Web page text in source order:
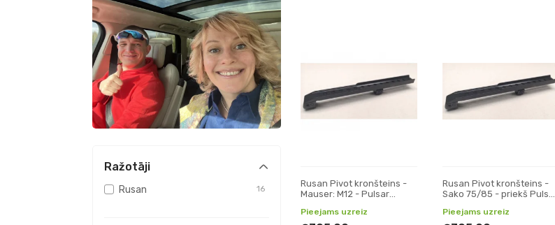
Ražotāji
Rusan 16
Rusan Pivot kronšteins -
Mauser: M12 - Pulsar
viengabala
Pieejams uzreiz
Rusan Pivot kronšteins -
Sako 75/85 - priekš Pulsar
Pieejams uzreiz